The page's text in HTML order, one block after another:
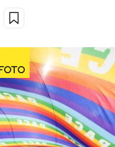
Europa